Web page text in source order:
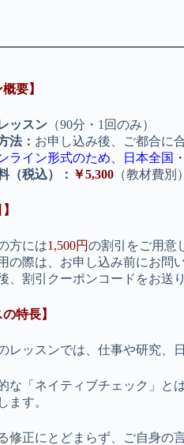
要】
ッスン （90分・1回のみ）
法： お申し込み後、ご都合に
ライン形式のため、日本全国
（税込）： ￥5,300 （教材費別）
方には1,500円の割引をご用意
の際は、お申し込み前にお問
、割引クーポンコードをお送
特長】
レッスンでは、仕事や研究、
な「ネイティブチェック」と
ます。
修正にとどまらず、ご自身の